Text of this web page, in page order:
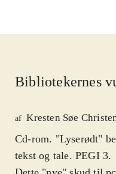
Bibliotekernes
af Kresten Søe
Cd-rom. "Lyserødt"
tekst og tale. PEGI 3.